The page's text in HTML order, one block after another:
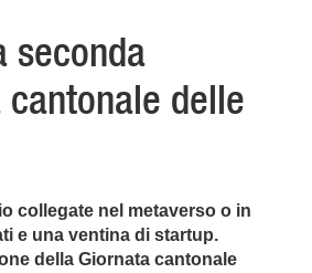
seconda
delle
collegate nel metaverso o in
e una ventina di startup.
della Giornata cantonale